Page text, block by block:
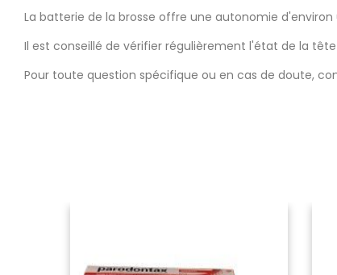
La batterie de la brosse offre une autonomie
Il est conseillé de vérifier régulièrement l'état de la
Pour toute question spécifique ou en cas de doute,